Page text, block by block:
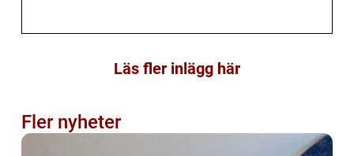
Läs fler inlägg här
Fler nyheter